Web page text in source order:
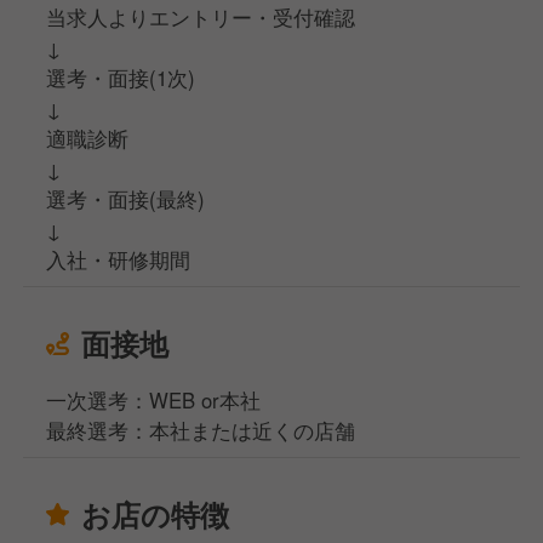
当求人よりエントリー・受付確認
↓
選考・面接(1次)
↓
適職診断
↓
選考・面接(最終)
↓
入社・研修期間
面接地
一次選考：WEB or本社
最終選考：本社または近くの店舗
お店の特徴